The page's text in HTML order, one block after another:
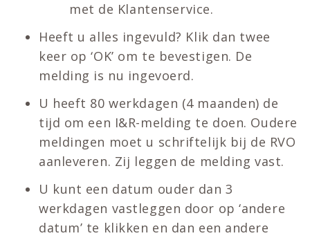
met de Klantenservice.
Heeft u alles ingevuld? Klik dan twee
keer op ‘OK’ om te bevestigen. De
melding is nu ingevoerd.
U heeft 80 werkdagen (4 maanden) de
tijd om een I&R-melding te doen. Oudere
meldingen moet u schriftelijk bij de RVO
aanleveren. Zij leggen de melding vast.
U kunt een datum ouder dan 3
werkdagen vastleggen door op ‘andere
datum’ te klikken en dan een andere